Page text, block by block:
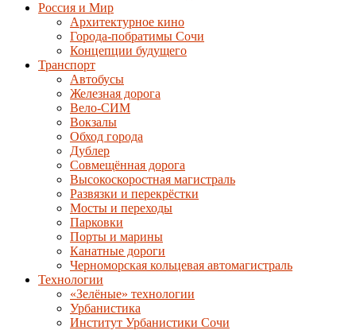
Россия и Мир
Архитектурное кино
Города-побратимы Сочи
Концепции будущего
Транспорт
Автобусы
Железная дорога
Вело-СИМ
Вокзалы
Обход города
Дублер
Совмещённая дорога
Высокоскоростная магистраль
Развязки и перекрёстки
Мосты и переходы
Парковки
Порты и марины
Канатные дороги
Черноморская кольцевая автомагистраль
Технологии
«Зелёные» технологии
Урбанистика
Институт Урбанистики Сочи